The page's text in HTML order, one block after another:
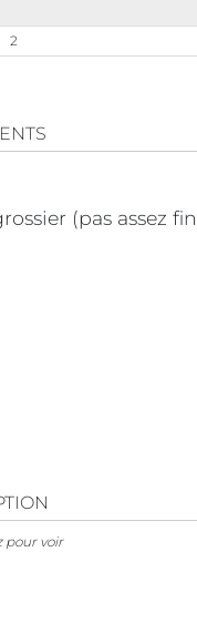
2
(pas assez
pour voir